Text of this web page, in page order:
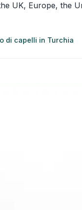
UK, Europe, the
di capelli in Turchia